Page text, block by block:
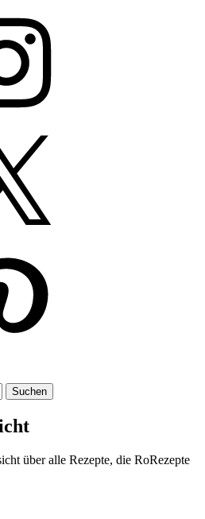
über alle Rezepte, die RoRezepte